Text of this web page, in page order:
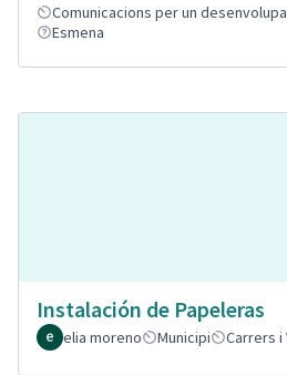
Comunicacions per un
Esmena
Instalación de Papeleras
elia moreno
Municipi Carrers i